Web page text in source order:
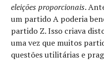
eleições proporcionais.
um partido A poderia
partido Z. Isso criava
uma vez que muitos
questões utilitárias e